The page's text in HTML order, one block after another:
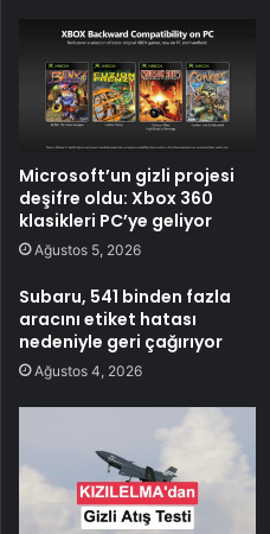
Microsoft’un gizli projesi
deşifre oldu: Xbox 360
klasikleri PC’ye geliyor
Ağustos 5, 2026
Subaru, 541 binden fazla
aracını etiket hatası
nedeniyle geri çağırıyor
Ağustos 4, 2026